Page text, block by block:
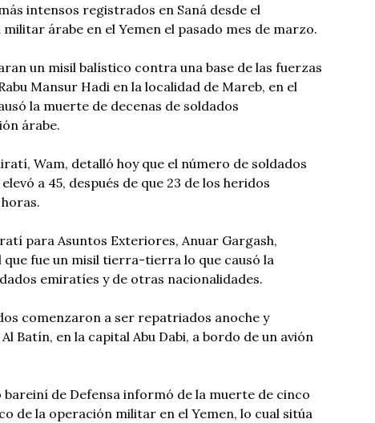
intensos registrados en Saná desde el
árabe en el Yemen el pasado mes de marzo.
un misil balístico contra una base de las fuerzas
Mansur Hadi en la localidad de Mareb, en el
la muerte de decenas de soldados
árabe.
Wam, detalló hoy que el número de soldados
a 45, después de que 23 de los heridos
para Asuntos Exteriores, Anuar Gargash,
fue un misil tierra-tierra lo que causó la
emiratíes y de otras nacionalidades.
comenzaron a ser repatriados anoche y
Batín, en la capital Abu Dabi, a bordo de un avión
de Defensa informó de la muerte de cinco
de la operación militar en el Yemen, lo cual sitúa